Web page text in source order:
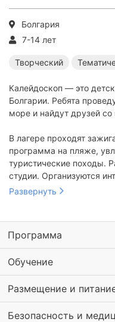
Болгария
7-14 лет
Творческий
Калейдоскоп — это
Болгарии. Ребята
море и найдут друзей со
В лагере проходят
программа на пляже,
туристические походы.
студии. Организуются
викторины.
Развернуть
Программа
Обучение
Размещение и
Безопасность и